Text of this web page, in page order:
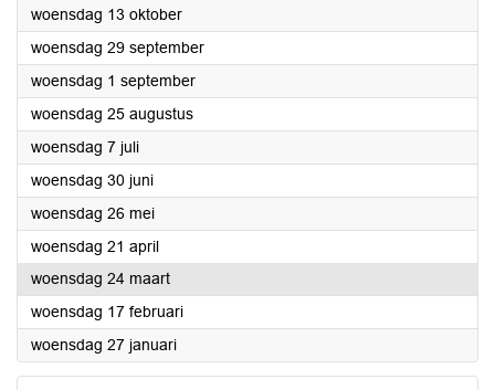
woensdag 13 oktober2021
woensdag 29 september2021
woensdag 1 september2021
woensdag 25 augustus2021
woensdag 7 juli2021
woensdag 30 juni2021
woensdag 26 mei2021
woensdag 21 april2021
woensdag 24 maart2021
woensdag 17 februari2021
woensdag 27 januari2021